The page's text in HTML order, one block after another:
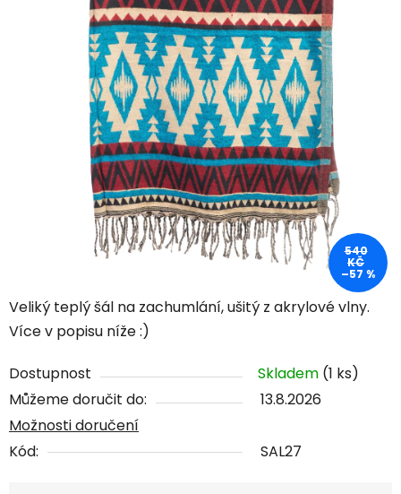
Veliký teplý šál na zachumlání, ušitý z akrylové vlny.
Více v popisu níže :)
Dostupnost Skladem (1 ks)
Můžeme doručit do:
13.8.2026
Možnosti doručení
Kód:
SAL27
540
KČ
–57 %